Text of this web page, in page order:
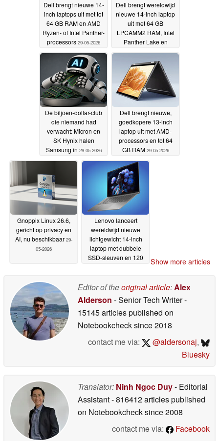
Dell brengt nieuwe 14-
inch laptops uit met tot
64 GB RAM en AMD
Ryzen- of Intel Panther-
processors 29-05-2026
Dell brengt wereldwijd
nieuwe 14-inch laptop
uit met 64 GB
LPCAMM2 RAM, Intel
Panther Lake en
Ubuntu Linux29-05-2026
De biljoen-dollar-club
die niemand had
verwacht: Micron en
SK Hynix halen
Samsung in 29-05-2026
Dell brengt nieuwe,
goedkopere 13-inch
laptop uit met AMD-
processors en tot 64
GB RAM 29-05-2026
Gnoppix Linux 26.6,
gericht op privacy en
AI, nu beschikbaar 29-
05-2026
Lenovo lanceert
wereldwijd nieuwe
lichtgewicht 14-inch
laptop met dubbele
SSD-sleuven en 120
Show more articles
Editor of theoriginal article:Alex
Alderson - Senior Tech Writer-
15145 articles published on
Notebookchecksince 2018
contact me via:
@aldersonaj,
Bluesky
Translator: Ninh Ngoc Duy- Editorial
Assistant- 816412 articles published
on Notebookchecksince 2008
contact me via:
Facebook